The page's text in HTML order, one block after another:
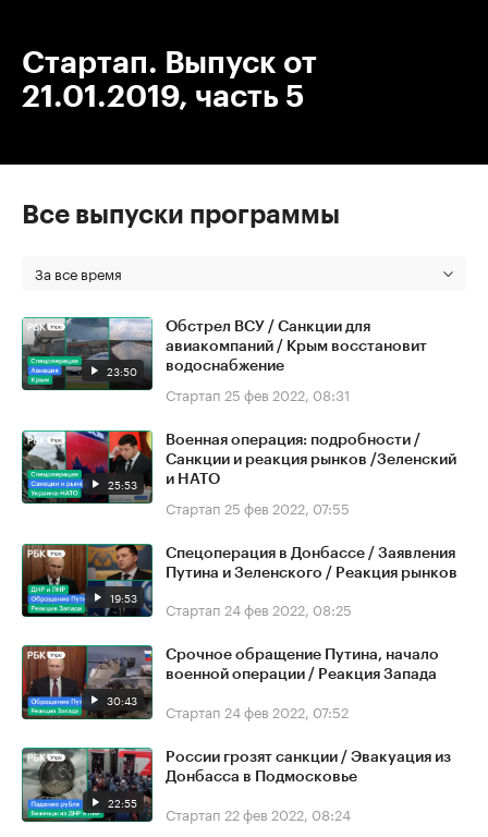
Стартап. Выпуск от
21.01.2019, часть 5
Все выпуски программы
За все время
23:50
Обстрел ВСУ / Санкции для
авиакомпаний / Крым восстановит
водоснабжение
Стартап 25 фев 2022, 08:31
25:53
Военная операция: подробности /
Санкции и реакция рынков /Зеленский
и НАТО
Стартап 25 фев 2022, 07:55
19:53
Спецоперация в Донбассе / Заявления
Путина и Зеленского / Реакция рынков
Стартап 24 фев 2022, 08:25
30:43
Срочное обращение Путина, начало
военной операции / Реакция Запада
Стартап 24 фев 2022, 07:52
22:55
России грозят санкции / Эвакуация из
Донбасса в Подмосковье
Стартап 22 фев 2022, 08:24